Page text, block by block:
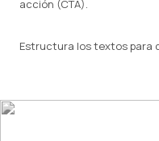
acción (CTA).
Estructura los textos para